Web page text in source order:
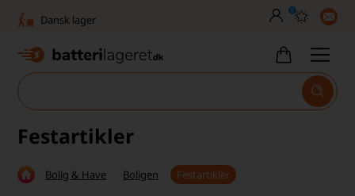
Dansk lager
30 dages returret
1040+ glade kunder på Trustpilot
Dag-til-dag levering
Fri fragt over 499,-
0
Festartikler
Bolig & Have Boligen Festartikler